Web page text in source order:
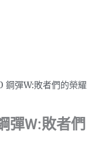
鋼彈W:敗者們的榮耀
彈W:敗者們